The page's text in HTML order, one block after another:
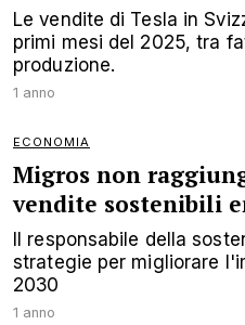
Le vendite di Tesla in
primi mesi del 2025, tra
produzione.
1 anno
ECONOMIA
Migros non
vendite sostenibili
Il responsabile della
strategie per migliorare
2030
1 anno